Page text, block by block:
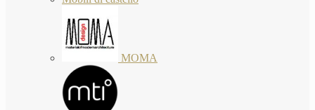
MOMA